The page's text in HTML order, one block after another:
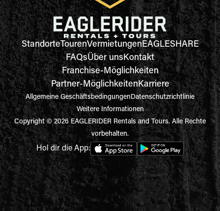
StandorteTourenVermietungenEAGLESHARE
FAQsÜber unsKontakt
Franchise-Möglichkeiten
Partner-MöglichkeitenKarriere
Allgemeine GeschäftsbedingungenDatenschutzrichtlinie
Weitere Informationen
Copyright © 2026 EAGLERIDER Rentals and Tours. Alle Rechte
vorbehalten.
Hol dir die App: